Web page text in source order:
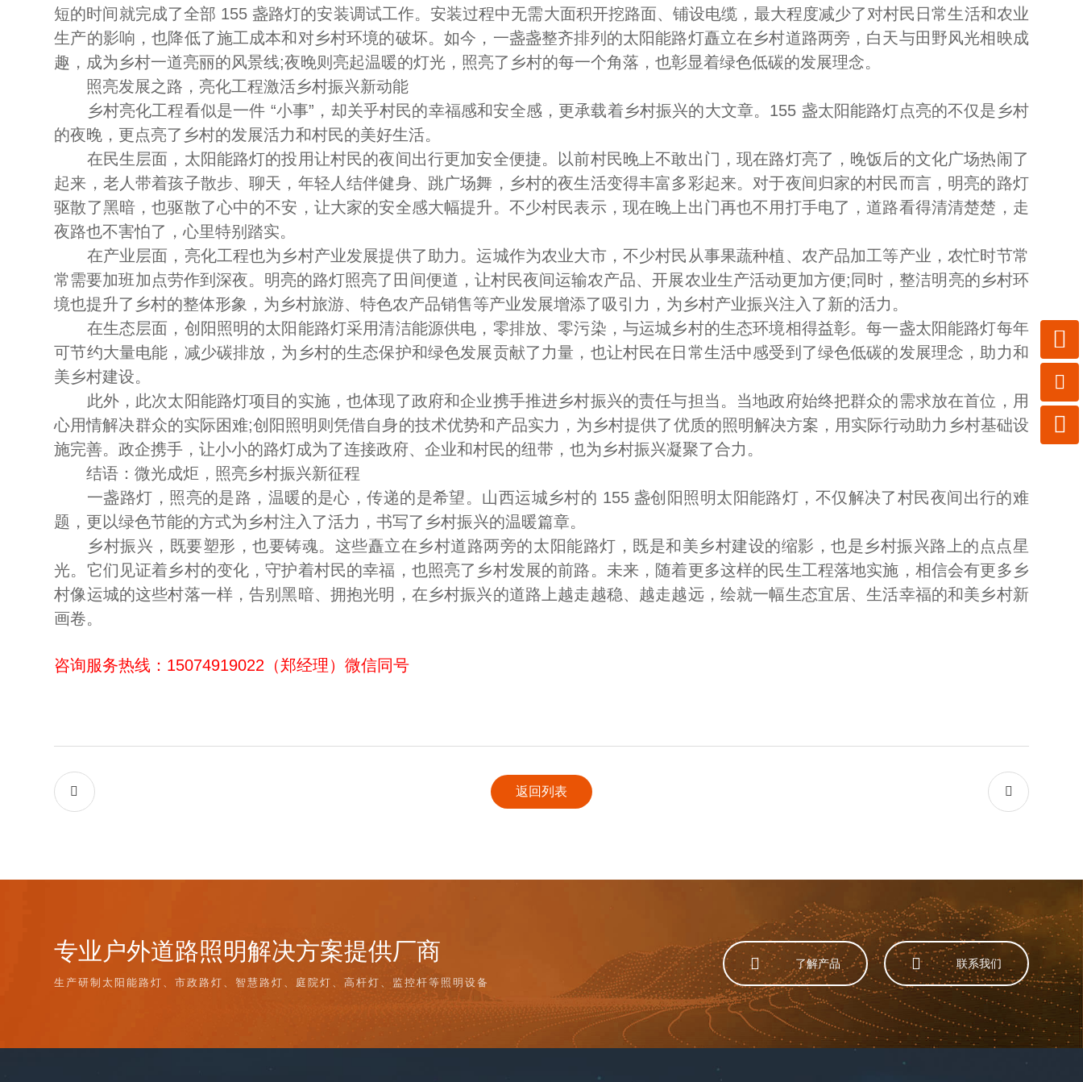
短的时间就完成了全部 155 盏路灯的安装调试工作。安装过程中无需大面积开挖路面、铺设电缆，最大程度减少了对村民日常生活和农业
生产的影响，也降低了施工成本和对乡村环境的破坏。如今，一盏盏整齐排列的太阳能路灯矗立在乡村道路两旁，白天与田野风光相映成
趣，成为乡村一道亮丽的风景线;夜晚则亮起温暖的灯光，照亮了乡村的每一个角落，也彰显着绿色低碳的发展理念。
照亮发展之路，亮化工程激活乡村振兴新动能
乡村亮化工程看似是一件 “小事”，却关乎村民的幸福感和安全感，更承载着乡村振兴的大文章。155 盏太阳能路灯点亮的不仅是乡村
的夜晚，更点亮了乡村的发展活力和村民的美好生活。
在民生层面，太阳能路灯的投用让村民的夜间出行更加安全便捷。以前村民晚上不敢出门，现在路灯亮了，晚饭后的文化广场热闹了
起来，老人带着孩子散步、聊天，年轻人结伴健身、跳广场舞，乡村的夜生活变得丰富多彩起来。对于夜间归家的村民而言，明亮的路灯
驱散了黑暗，也驱散了心中的不安，让大家的安全感大幅提升。不少村民表示，现在晚上出门再也不用打手电了，道路看得清清楚楚，走
夜路也不害怕了，心里特别踏实。
在产业层面，亮化工程也为乡村产业发展提供了助力。运城作为农业大市，不少村民从事果蔬种植、农产品加工等产业，农忙时节常
常需要加班加点劳作到深夜。明亮的路灯照亮了田间便道，让村民夜间运输农产品、开展农业生产活动更加方便;同时，整洁明亮的乡村环
境也提升了乡村的整体形象，为乡村旅游、特色农产品销售等产业发展增添了吸引力，为乡村产业振兴注入了新的活力。
在生态层面，创阳照明的太阳能路灯采用清洁能源供电，零排放、零污染，与运城乡村的生态环境相得益彰。每一盏太阳能路灯每年
可节约大量电能，减少碳排放，为乡村的生态保护和绿色发展贡献了力量，也让村民在日常生活中感受到了绿色低碳的发展理念，助力和
美乡村建设。
此外，此次太阳能路灯项目的实施，也体现了政府和企业携手推进乡村振兴的责任与担当。当地政府始终把群众的需求放在首位，用
心用情解决群众的实际困难;创阳照明则凭借自身的技术优势和产品实力，为乡村提供了优质的照明解决方案，用实际行动助力乡村基础设
施完善。政企携手，让小小的路灯成为了连接政府、企业和村民的纽带，也为乡村振兴凝聚了合力。
结语：微光成炬，照亮乡村振兴新征程
一盏路灯，照亮的是路，温暖的是心，传递的是希望。山西运城乡村的 155 盏创阳照明太阳能路灯，不仅解决了村民夜间出行的难
题，更以绿色节能的方式为乡村注入了活力，书写了乡村振兴的温暖篇章。
乡村振兴，既要塑形，也要铸魂。这些矗立在乡村道路两旁的太阳能路灯，既是和美乡村建设的缩影，也是乡村振兴路上的点点星
光。它们见证着乡村的变化，守护着村民的幸福，也照亮了乡村发展的前路。未来，随着更多这样的民生工程落地实施，相信会有更多乡
村像运城的这些村落一样，告别黑暗、拥抱光明，在乡村振兴的道路上越走越稳、越走越远，绘就一幅生态宜居、生活幸福的和美乡村新
画卷。
咨询服务热线：15074919022（郑经理）微信同号
 返回列表 
专业户外道路照明解决方案提供厂商
生产研制太阳能路灯、市政路灯、智慧路灯、庭院灯、高杆灯、监控杆等照明设备
 了解产品  联系我们


